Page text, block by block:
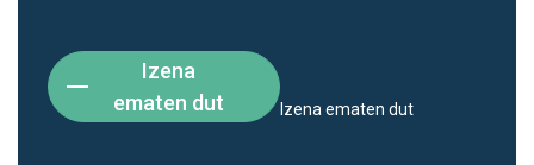
Izena
ematen dut
Izena ematen dut